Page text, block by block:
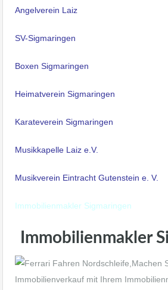
Angelverein Laiz
SV-Sigmaringen
Boxen Sigmaringen
Heimatverein Sigmaringen
Karateverein Sigmaringen
Musikkapelle Laiz e.V.
Musikverein Eintracht Gutenstein e. V.
Immobilienmakler Sigmaringen
Immobilienmakler